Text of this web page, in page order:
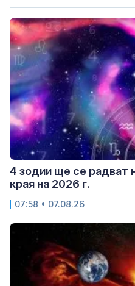
4 зодии ще се радват
края на 2026 г.
07:58 • 07.08.26